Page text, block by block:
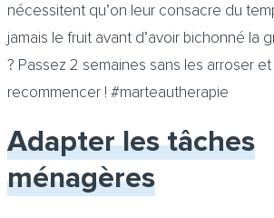
nécessitent qu’on leur consacre du
jamais le fruit avant d’avoir bichonné la
? Passez 2 semaines sans les arroser
recommencer ! #marteautherapie
Adapter les tâches
ménagères